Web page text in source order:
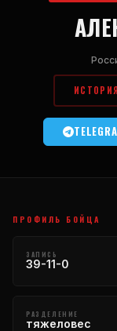
ПРОФИЛЬ БОЙЦА
ЗАПИСЬ
39-11-0
РАЗДЕЛЕНИЕ
тяжеловес